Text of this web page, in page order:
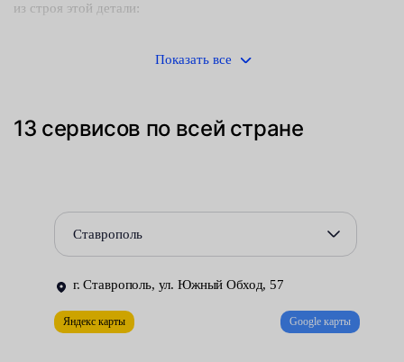
из строя этой детали:
результате чего насос начинает работать под нагрузкой и
короткие замыкания;
механические поломки — конкретно зависят от модели
механизма, которые имеют специфические особенности.
Перспективы в ремонте моторчика практически нет.
Исключение составляет заклин клапана-поршня или начальное
засорение магистралей. В остальных случаях восстановить
Показать все
13 сервисов по всей стране
Ставрополь
г. Ставрополь, ул. Южный Обход, 57
Яндекс карты Google карты